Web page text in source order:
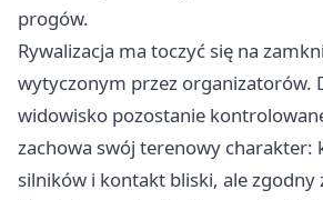
progów.
Rywalizacja ma toczyć się na
wytyczonym przez organizatorów.
widowisko pozostanie
zachowa swój terenowy charakter:
silników i kontakt bliski, ale zgodny